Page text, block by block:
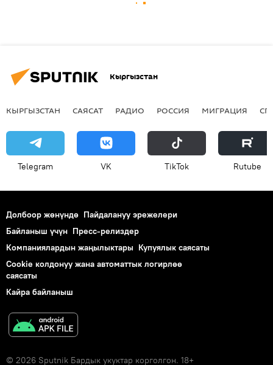
Кыргызстан
КЫРГЫЗСТАН САЯСАТ РАДИО РОССИЯ МИГРАЦИЯ
Telegram VK ТikТоk Rutube
Долбоор жөнүндө Пайдалануу эрежелери
Байланыш үчүн Пресс-релиздер
Компаниялардын жаңылыктары Купуялык саясаты
Cookie колдонуу жана автоматтык логирлөө
саясаты
Кайра байланыш
© 2026 Sputnik Бардык укуктар корголгон. 18+